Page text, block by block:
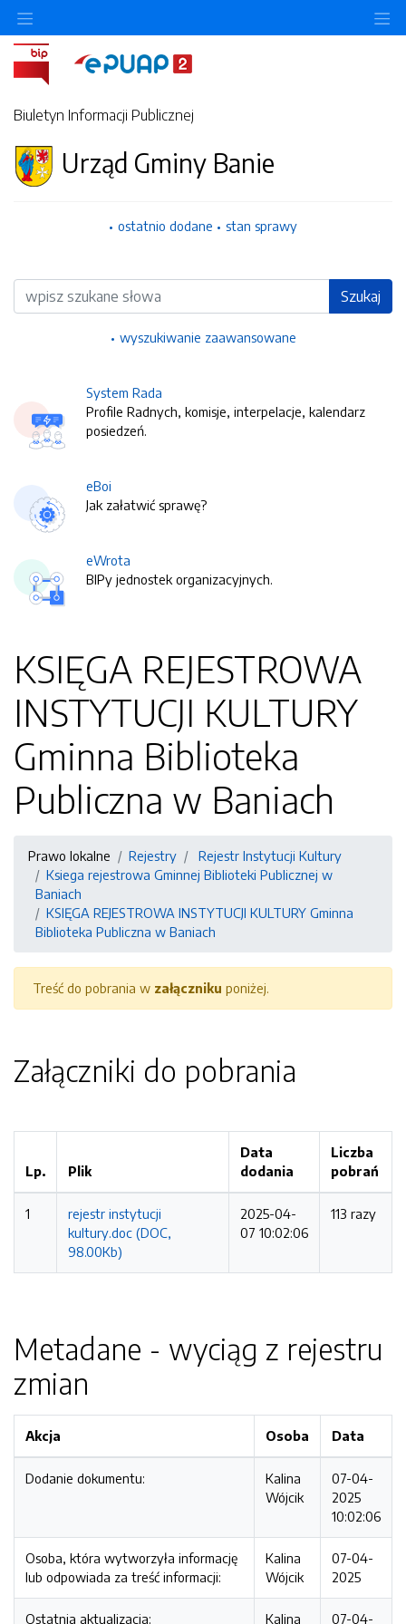
Biuletyn Informacji Publicznej
Urząd Gminy Banie
ostatnio dodane stan sprawy
Wyszukiwarka Szukaj
wyszukiwanie zaawansowane
System Rada
Profile Radnych, komisje, interpelacje, kalendarz
posiedzeń.
eBoi
Jak załatwić sprawę?
eWrota
BIPy jednostek organizacyjnych.
KSIĘGA REJESTROWA
INSTYTUCJI KULTURY
Gminna Biblioteka
Publiczna w Baniach
Prawo lokalne Rejestry
Rejestr Instytucji Kultury
Ksiega rejestrowa Gminnej Biblioteki Publicznej w
Baniach
KSIĘGA REJESTROWA INSTYTUCJI KULTURY Gminna
Biblioteka Publiczna w Baniach
Treść do pobrania w załączniku poniżej.
Załączniki do pobrania
Lp. Plik
Data
dodania
Liczba
pobrań
1
rejestr instytucji
kultury.doc (DOC,
98.00Kb)
2025-04-
07 10:02:06
113 razy
Metadane - wyciąg z rejestru
zmian
Akcja Osoba Data
Dodanie dokumentu:
Kalina
Wójcik
07-04-
2025
10:02:06
Osoba, która wytworzyła informację
lub odpowiada za treść informacji:
Kalina
Wójcik
07-04-
2025
Ostatnia aktualizacja: Kalina 07-04-